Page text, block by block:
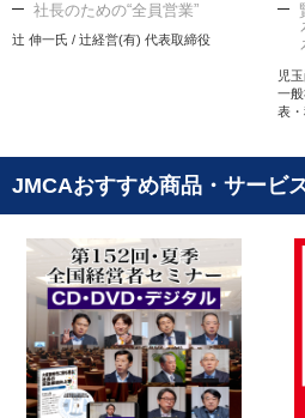
社長のための“全員営業”
辻 伸一氏 / 辻経営(有) 代表取締役
児
一
表
JMCAおすすめ商品・サービ